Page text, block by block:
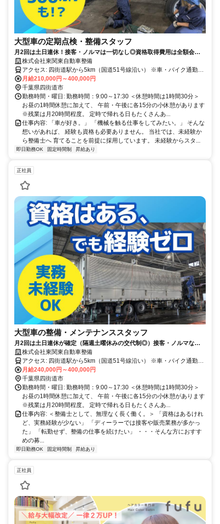
大型車の定期点検・整備スタッフ
月2回は土日連休！接客・ノルマは一切なし◎資格取得費用は全額会社
負担◎ゼロから"手に職"をつけられる環境です！
株式会社東関東自動車整備
アクセス: 四街道駅から5km（国道51号線沿い） ※車・バイク通勤
OK！ ※駐車場完備 車の運転が好きで、毎日1時間以上かけて 車通勤
するスタッフもいますよ！
月給210,000円～400,000円
千葉県四街道市
勤務時間・曜日: 勤務時間：9:00～17:30 ＜休憩時間は1時間30分＞
お昼の1時間休憩に加えて、 午前・午後に各15分の小休憩があります
※残業は月20時間程度。 定時で帰れる日もたくさんあ...
仕事内容: 「車が好き。」 「機械を触る仕事をしてみたい。」 そんな
想いがあれば、 経験も資格も必要ありません。 当社では、未経験か
ら整備士へ 育てることを前提に採用しています。 未経験からスタ...
即日勤務OK 固定時間制 昇給あり
正社員
大型車の整備・メンテナンススタッフ
月2回は土日連休が確定（隔週土曜休みの交代制◎）接客・ノルマなし
／転勤・異動なし／実務未経験歓迎
株式会社東関東自動車整備
アクセス: 四街道駅から5km（国道51号線沿い） ※車・バイク通勤
OK！ ※駐車場完備
月給240,000円～400,000円
千葉県四街道市
勤務時間・曜日: 勤務時間：9:00～17:30 ＜休憩時間は1時間30分＞
お昼の1時間休憩に加えて、 午前・午後に各15分の小休憩があります
※残業は月20時間程度。 定時で帰れる日もたくさんあ...
仕事内容: ＜整備士として、無理なく長く働く。＞ 「資格はあるけれ
ど、実務経験が少ない」 「ディーラーでは接客や販売業務が多かっ
た」 「転勤せず、整備の仕事を続けたい」 ・・・そんな方におすす
めの募...
即日勤務OK 固定時間制 昇給あり
正社員